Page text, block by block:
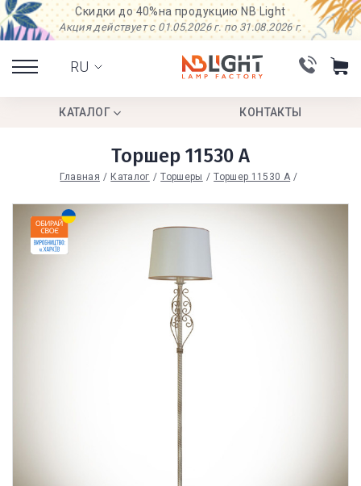
Скидки до 40%на продукцию NB Light
Акция действует с 01.05.2026 г. по 31.08.2026 г.
RU
КАТАЛОГ КОНТАКТЫ
Торшер 11530 А
Главная Каталог Торшеры Торшер 11530 А